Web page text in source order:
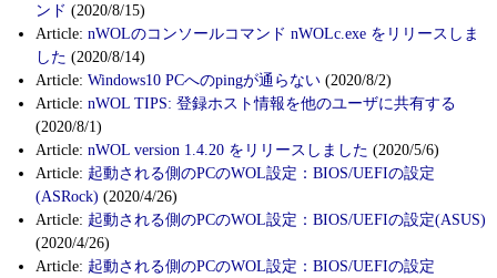
ンド (2020/8/15)
Article: nWOLのコンソールコマンド nWOLc.exe をリリースしま
した (2020/8/14)
Article: Windows10 PCへのpingが通らない (2020/8/2)
Article: nWOL TIPS: 登録ホスト情報を他のユーザに共有する
(2020/8/1)
Article: nWOL version 1.4.20 をリリースしました (2020/5/6)
Article: 起動される側のPCのWOL設定：BIOS/UEFIの設定
(ASRock) (2020/4/26)
Article: 起動される側のPCのWOL設定：BIOS/UEFIの設定(ASUS)
(2020/4/26)
Article: 起動される側のPCのWOL設定：BIOS/UEFIの設定